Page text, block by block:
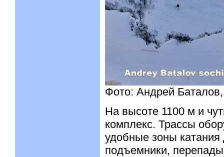
Фото: Андрей
На высоте 1100 м и
комплекс. Трассы
удобные зоны
подъемники,